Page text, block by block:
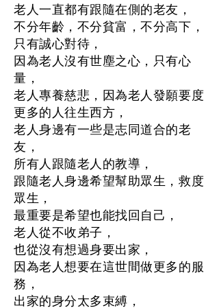
老人一直都有跟隨在側的老友，
不分年齡，不分貧富，不分高下，
只有誠心對待，
因為老人沒有世塵之心，只有心
量，
老人專養慈悲，因為老人發願要度
更多的人往生西方，
老人身邊有一些是志同道合的老
友，
所有人跟隨老人的教導，
跟隨老人身邊希望幫助眾生，救度
眾生，
最重要是希望也能找回自己，
老人從不收弟子，
也從沒有想過身要出家，
因為老人想要在這世間做更多的服
務，
出家的身分太多束縛，